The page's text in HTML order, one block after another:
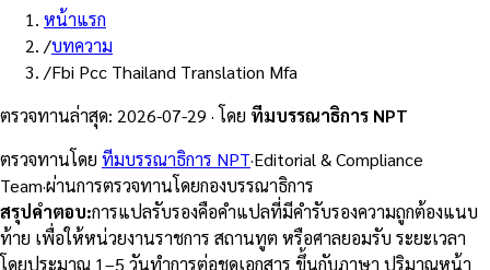
หน้าแรก
/บทความ
/Fbi Pcc Thailand Translation Mfa
ตรวจทานล่าสุด: 2026-07-29 · โดย ทีมบรรณาธิการ NPT
ตรวจทานโดย ทีมบรรณาธิการ NPT·Editorial & Compliance
Team·ผ่านการตรวจทานโดยกองบรรณาธิการ
สรุปคำตอบ:การแปลรับรองคือคำแปลที่มีคำรับรองความถูกต้องแนบ
ท้าย เพื่อให้หน่วยงานราชการ สถานทูต หรือศาลยอมรับ ระยะเวลา
โดยประมาณ 1–5 วันทำการต่อชุดเอกสาร ขึ้นกับภาษา ปริมาณหน้า